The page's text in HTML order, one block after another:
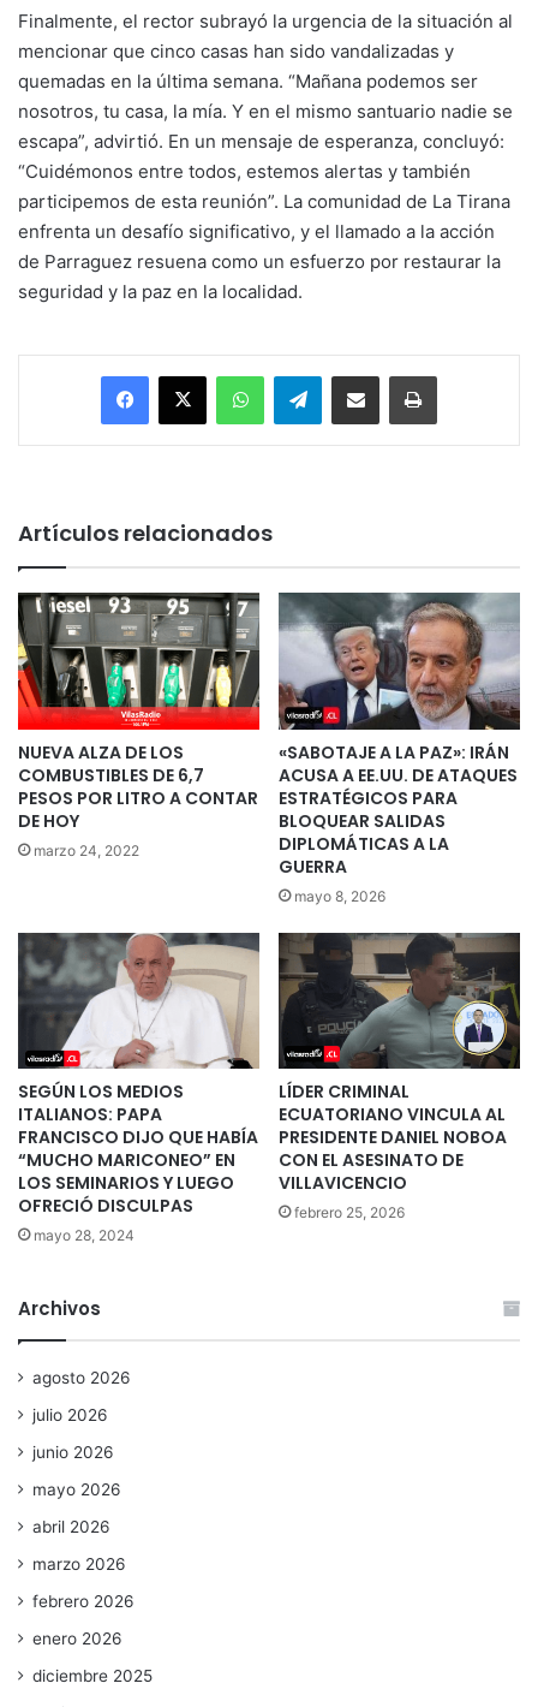
Finalmente, el rector subrayó la urgencia de la situación al
mencionar que cinco casas han sido vandalizadas y
quemadas en la última semana. “Mañana podemos ser
nosotros, tu casa, la mía. Y en el mismo santuario nadie se
escapa”, advirtió. En un mensaje de esperanza, concluyó:
“Cuidémonos entre todos, estemos alertas y también
participemos de esta reunión”. La comunidad de La Tirana
enfrenta un desafío significativo, y el llamado a la acción
de Parraguez resuena como un esfuerzo por restaurar la
seguridad y la paz en la localidad.
Facebook
X WhatsAppTelegramEnviar vía email Imprimir
Artículos relacionados
NUEVA ALZA DE LOS
COMBUSTIBLES DE 6,7
PESOS POR LITRO A CONTAR
DE HOY
marzo 24, 2022
«SABOTAJE A LA PAZ»: IRÁN
ACUSA A EE.UU. DE ATAQUES
ESTRATÉGICOS PARA
BLOQUEAR SALIDAS
DIPLOMÁTICAS A LA
GUERRA
mayo 8, 2026
SEGÚN LOS MEDIOS
ITALIANOS: PAPA
FRANCISCO DIJO QUE HABÍA
“MUCHO MARICONEO” EN
LOS SEMINARIOS Y LUEGO
OFRECIÓ DISCULPAS
mayo 28, 2024
LÍDER CRIMINAL
ECUATORIANO VINCULA AL
PRESIDENTE DANIEL NOBOA
CON EL ASESINATO DE
VILLAVICENCIO
febrero 25, 2026
Archivos
agosto 2026
julio 2026
junio 2026
mayo 2026
abril 2026
marzo 2026
febrero 2026
enero 2026
diciembre 2025